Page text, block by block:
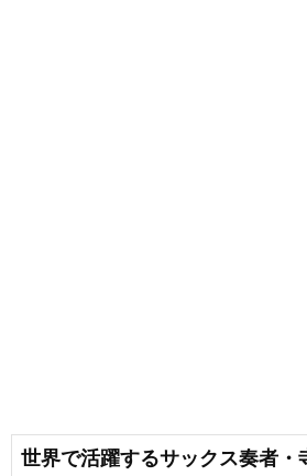
世界で活躍するサックス奏者・